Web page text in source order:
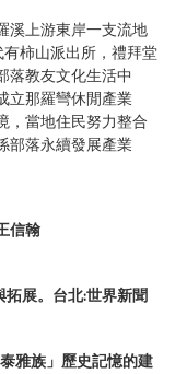
溪上游東岸一支流地
柿山派出所，禮拜堂
落教友文化生活中
立那羅彎休閒產業
，當地住民努力整合
部落永續發展產業
信翰
拓展。台北:世界新聞
雅族」歷史記憶的建